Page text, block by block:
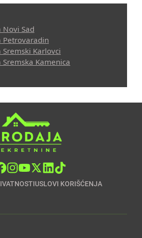
Novi Sad
Petrovaradin
Karlovci
Kamenica
USLOVI KORIŠĆENJA